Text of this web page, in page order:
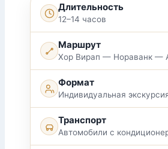
Длительность
12–14 часов
Маршрут
Хор Вирап — Нораванк —
Формат
Индивидуальная
Транспорт
Автомобили с